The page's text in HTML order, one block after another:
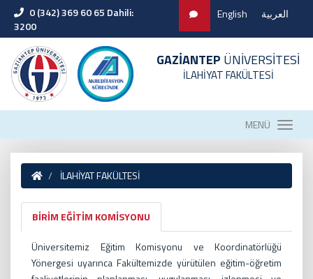
0 (342) 369 60 65 Dahili:
3200
English العربية
GAZİANTEP ÜNİVERSİTESİ
İLAHİYAT FAKÜLTESİ
MENÜ
İLAHİYAT FAKÜLTESİ
BİRİM EĞİTİM KOMİSYONU
Üniversitemiz Eğitim Komisyonu ve Koordinatörlüğü
Yönergesi uyarınca Fakültemizde yürütülen eğitim-öğretim